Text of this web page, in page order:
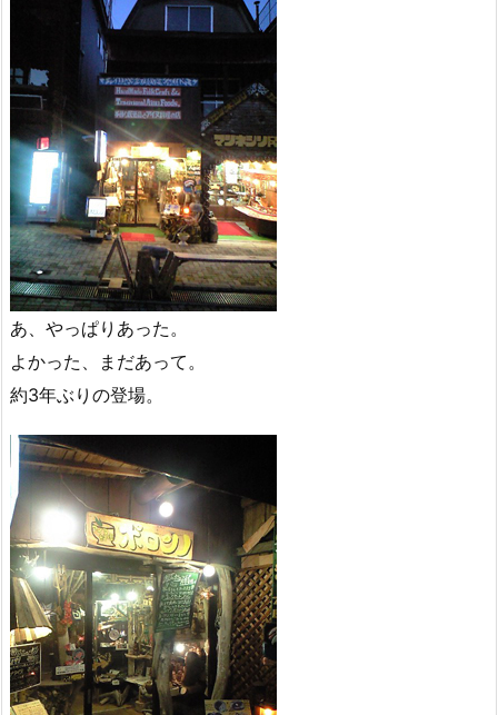
あ、やっぱりあった。
よかった、まだあって。
約3年ぶりの登場。